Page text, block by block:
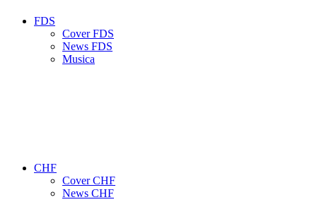
FDS
Cover FDS
News FDS
Musica
CHF
Cover CHF
News CHF